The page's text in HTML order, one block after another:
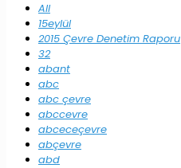
All
15eylül
2015 Çevre Denetim Raporu
32
abant
abc
abc çevre
abccevre
abceceçevre
abçevre
abd